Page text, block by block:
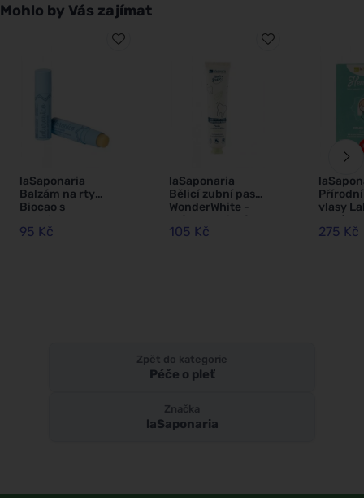
Mohlo by Vás zajímat
laSaponaria
Balzám na rty
Biocao s
hyaluronovou
95 Kč
laSaponaria
Bělicí zubní pasta
WonderWhite -
uhlí BIO (75 ml)
105 Kč
vlasy
BIO
lískový
275 Kč
Zpět do kategorie
Péče o pleť
Značka
laSaponaria